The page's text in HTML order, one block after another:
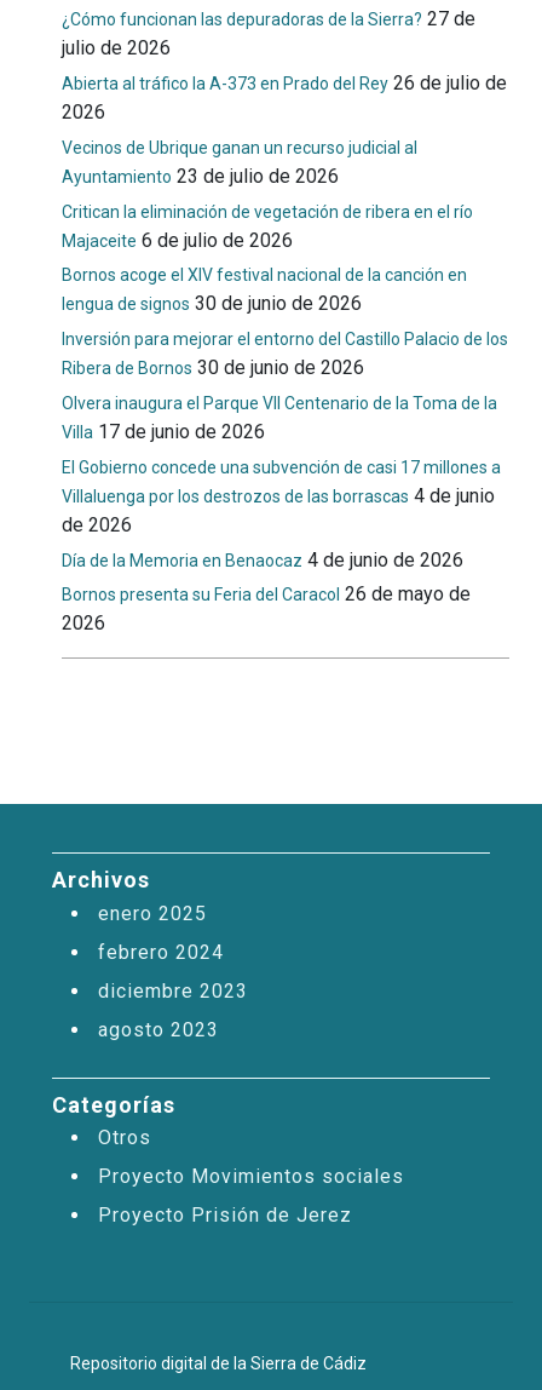
¿Cómo funcionan las depuradoras de la Sierra? 27 de
julio de 2026
Abierta al tráfico la A-373 en Prado del Rey 26 de julio de
2026
Vecinos de Ubrique ganan un recurso judicial al
Ayuntamiento 23 de julio de 2026
Critican la eliminación de vegetación de ribera en el río
Majaceite 6 de julio de 2026
Bornos acoge el XIV festival nacional de la canción en
lengua de signos 30 de junio de 2026
Inversión para mejorar el entorno del Castillo Palacio de los
Ribera de Bornos 30 de junio de 2026
Olvera inaugura el Parque VII Centenario de la Toma de la
Villa 17 de junio de 2026
El Gobierno concede una subvención de casi 17 millones a
Villaluenga por los destrozos de las borrascas 4 de junio
de 2026
Día de la Memoria en Benaocaz 4 de junio de 2026
Bornos presenta su Feria del Caracol 26 de mayo de
2026
Archivos
enero 2025
febrero 2024
diciembre 2023
agosto 2023
Categorías
Otros
Proyecto Movimientos sociales
Proyecto Prisión de Jerez
Repositorio digital de la Sierra de Cádiz